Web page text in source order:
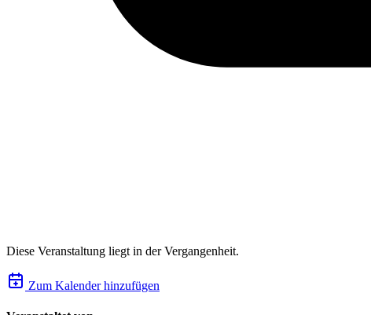
Diese Veranstaltung liegt in der Vergangenheit.
Zum Kalender hinzufügen